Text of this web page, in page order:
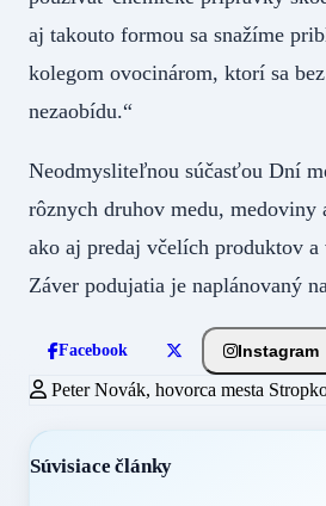
aj takouto formou sa snažíme
kolegom ovocinárom, ktorí sa
nezaobídu.“
Neodmysliteľnou súčasťou Dní
rôznych druhov medu, medoviny
ako aj predaj včelích produktov
Záver podujatia je naplánovaný
Facebook Instagram
Peter Novák, hovorca mesta
Súvisiace články